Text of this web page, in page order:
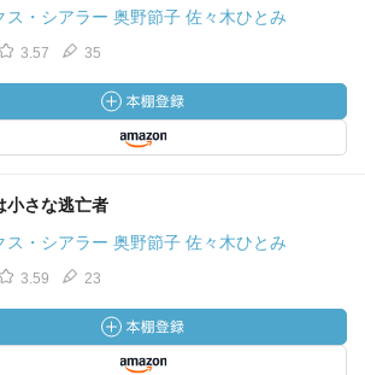
ス・シアラー 奥野節子 佐々木ひとみ
3.57 35
小さな逃亡者
ス・シアラー 奥野節子 佐々木ひとみ
3.59 23